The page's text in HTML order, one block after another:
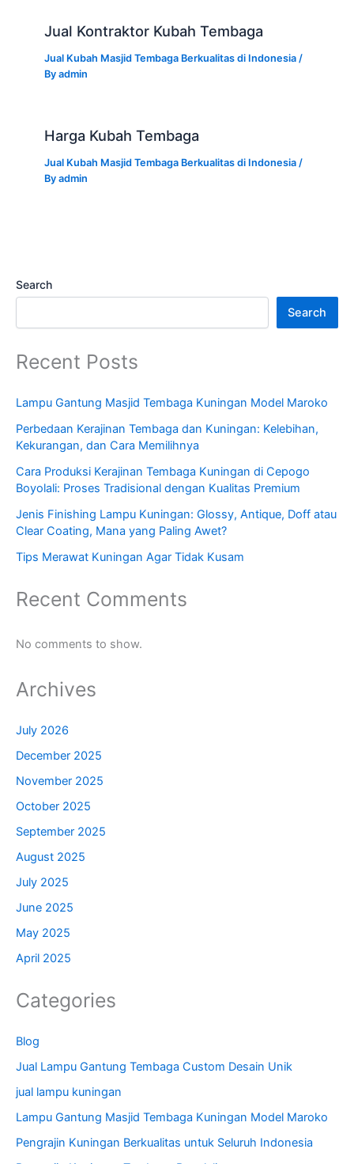
Jual Kontraktor Kubah Tembaga
Jual Kubah Masjid Tembaga Berkualitas di Indonesia /
Byadmin
Harga Kubah Tembaga
Jual Kubah Masjid Tembaga Berkualitas di Indonesia /
Byadmin
Search
Search
Recent Posts
Lampu Gantung Masjid Tembaga Kuningan Model Maroko
Perbedaan Kerajinan Tembaga dan Kuningan: Kelebihan,
Kekurangan, dan Cara Memilihnya
Cara Produksi Kerajinan Tembaga Kuningan di Cepogo
Boyolali: Proses Tradisional dengan Kualitas Premium
Jenis Finishing Lampu Kuningan: Glossy, Antique, Doff atau
Clear Coating, Mana yang Paling Awet?
Tips Merawat Kuningan Agar Tidak Kusam
Recent Comments
No comments to show.
Archives
July 2026
December 2025
November 2025
October 2025
September 2025
August 2025
July 2025
June 2025
May 2025
April 2025
Categories
Blog
Jual Lampu Gantung Tembaga Custom Desain Unik
jual lampu kuningan
Lampu Gantung Masjid Tembaga Kuningan Model Maroko
Pengrajin Kuningan Berkualitas untuk Seluruh Indonesia